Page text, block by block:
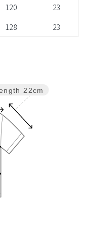
120
23
128 23
22cm